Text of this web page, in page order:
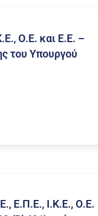
Ο.Ε. και Ε.Ε. –
του Υπουργού
Ε.Π.Ε., Ι.Κ.Ε., Ο.Ε.